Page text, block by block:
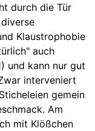
durch die Tür
Klaustrophobie
auch
und kann nur gut
interveniert
gemein
Am
mit Klößchen